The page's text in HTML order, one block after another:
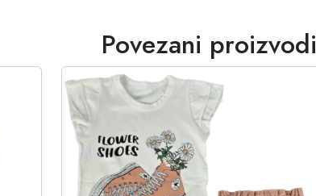
Povezani proizvodi